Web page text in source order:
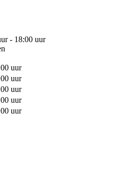
- 18:00 uur
uur
uur
uur
uur
uur